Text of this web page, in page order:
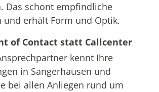
Das schont empfindliche
und erhält Form und Optik.
of Contact statt Callcenter
kennt Ihre
in Sangerhausen und
bei allen Anliegen rund um